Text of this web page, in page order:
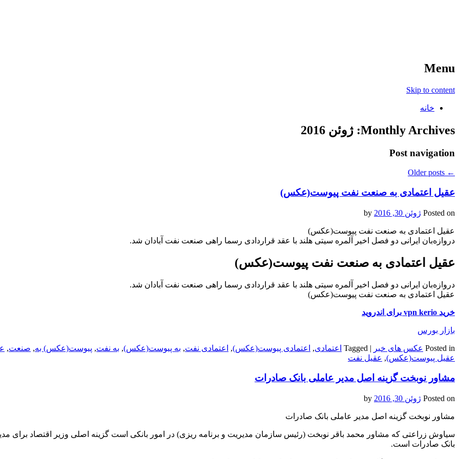
Menu
Skip to content
خانه
Monthly Archives: ژوئن 2016
Post navigation
←
عقیل اعتمادی به صنعت نفت پیوست(عکس)
Posted on ژوئن 30, 2016
عقیل اعتمادی به صنعت نفت پیوست(عکس)
دروازه‌بان ایرانی دو فصل اخیر آلمره سیتی هلند با عقد قراردادی رسما راهی صنعت نفت آبادان شد.
عقیل اعتمادی به صنعت نفت پیوست(عکس)
دروازه‌بان ایرانی دو فصل اخیر آلمره سیتی هلند با عقد قراردادی رسما راهی صنعت نفت آبادان شد.
عقیل اعتمادی به صنعت نفت پیوست(عکس)
خرید vpn kerio برای اندروید
بازار بورس
Posted in عکس های خبر Tagged اعتمادی, اعتمادی پیوست(عکس), اعتمادی نفت, به پیوست(عکس), به نفت, پیوست(عکس) به, صنعت,
عقیل پیوست(عکس), عقیل نفت
مشاور نوبخت گزینه اصل مدیر عاملی بانک صادرات
Posted on ژوئن 30, 2016
مشاور نوبخت گزینه اصل مدیر عاملی بانک صادرات
سیاوش زراعتی که مشاور محمد باقر نوبخت (رئیس سازمان مدیریت و برنامه ریزی) در امور بانکی است گزینه اصلی وزیر اقتصاد برای
بانک صادرات است.